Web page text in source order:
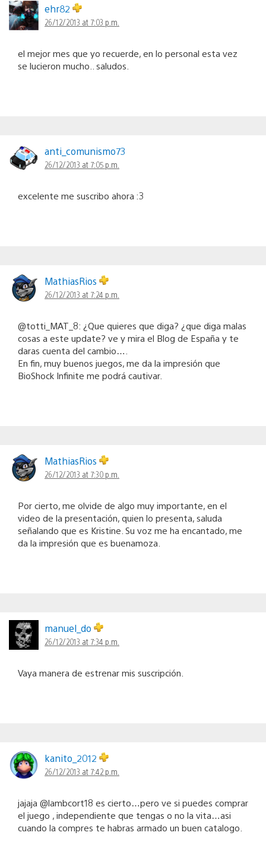
ehr82
26/12/2013 at 7:03 p.m.
el mejor mes que yo recuerde, en lo personal esta vez
se lucieron mucho.. saludos.
anti_comunismo73
26/12/2013 at 7:05 p.m.
excelente me suscribo ahora :3
MathiasRios
26/12/2013 at 7:24 p.m.
@totti_MAT_8: ¿Que quieres que diga? ¿que diga malas
cosas a este update? ve y mira el Blog de España y te
daras cuenta del cambio….
En fin, muy buenos juegos, me da la impresión que
BioShock Infinite me podrá cautivar.
MathiasRios
26/12/2013 at 7:30 p.m.
Por cierto, me olvide de algo muy importante, en el
video de la presentación, quien lo presenta, saluda
señalando que es Kristine. Su voz me ha encantado, me
da la impresión que es buenamoza.
manuel_do
26/12/2013 at 7:34 p.m.
Vaya manera de estrenar mis suscripción.
kanito_2012
26/12/2013 at 7:42 p.m.
jajaja @lambcort18 es cierto…pero ve si puedes comprar
el juego , independiente que tengas o no la vita…asi
cuando la compres te habras armado un buen catalogo.